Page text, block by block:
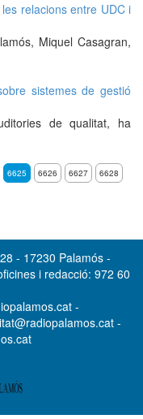
relacions entre UDC i
Miquel Casagran,
sistemes de gestió
de qualitat, ha
6625 6626 6627
6628
- 17230 Palamós -
i redacció: 972 60
-
-